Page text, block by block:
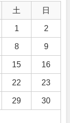
土 日
1 2
8 9
15 16
22 23
29 30